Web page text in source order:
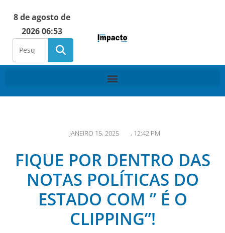
8 de agosto de
2026 06:53
JANEIRO 15, 2025 , 12:42 PM
FIQUE POR DENTRO DAS
NOTAS POLÍTICAS DO
ESTADO COM ” É O
CLIPPING”!